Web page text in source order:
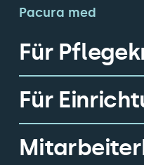
Pacura med
Für
Für